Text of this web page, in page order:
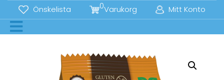
Önskelista Varukorg
0 Mitt Konto